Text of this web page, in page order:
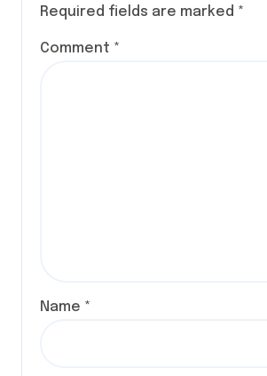
Required fields are marked *
Comment *
Name *